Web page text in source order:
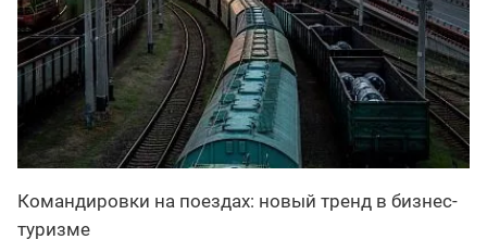
Командировки на поездах: новый тренд в бизнес-
туризме